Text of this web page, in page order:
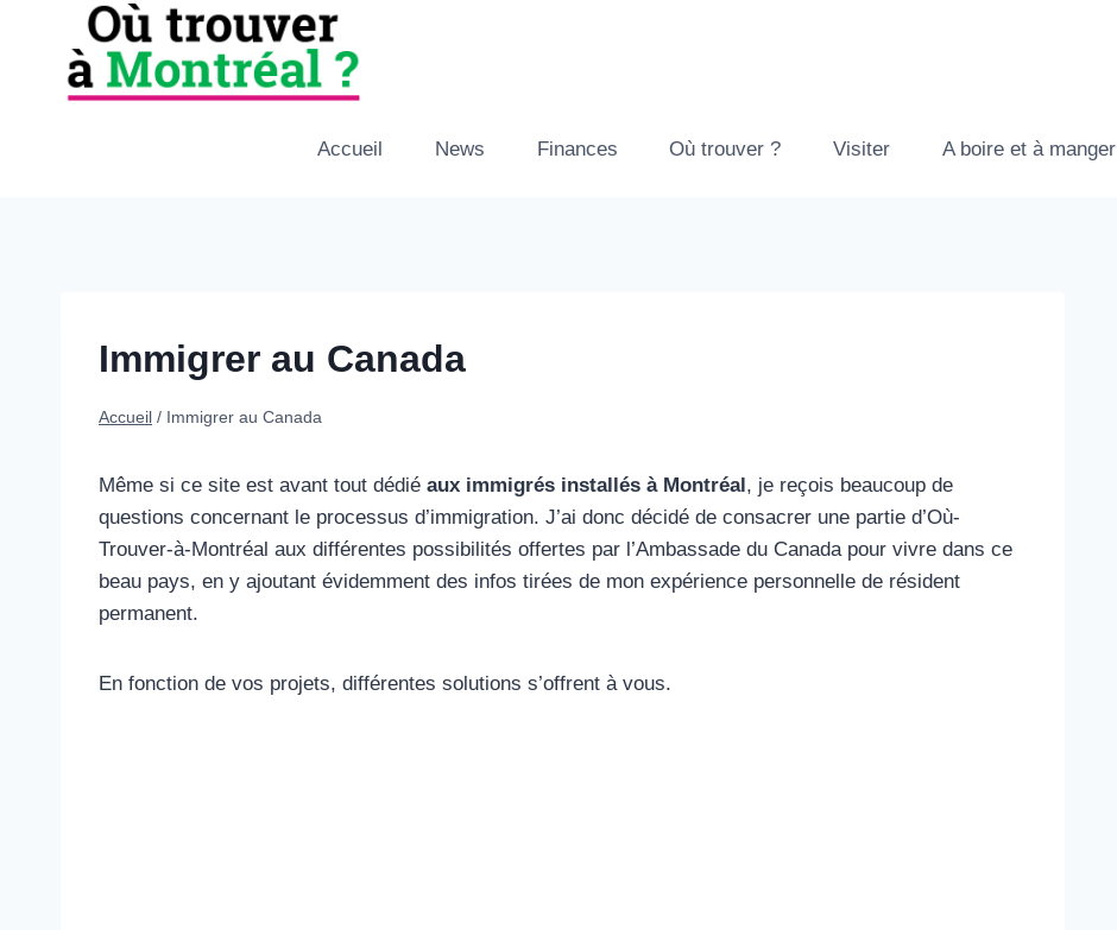
contenu
Accueil News Finances Où trouver ? Visiter A boire et à manger
Immigrer au Canada
Accueil / Immigrer au Canada
Même si ce site est avant tout dédié aux immigrés installés à Montréal, je reçois beaucoup de
questions concernant le processus d’immigration. J’ai donc décidé de consacrer une partie d’Où-
Trouver-à-Montréal aux différentes possibilités offertes par l’Ambassade du Canada pour vivre dans ce
beau pays, en y ajoutant évidemment des infos tirées de mon expérience personnelle de résident
permanent.
En fonction de vos projets, différentes solutions s’offrent à vous.